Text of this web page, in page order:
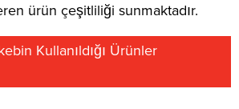
ürün çeşitliliği sunmaktadır.
Kullanıldığı Ürünler